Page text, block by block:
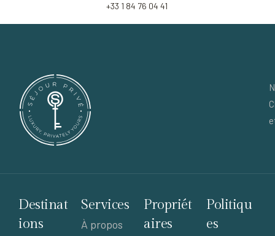
+33 1 84 76 04 41
Destinat
ions
Services
À propos
Propriét
aires
Politiqu
es